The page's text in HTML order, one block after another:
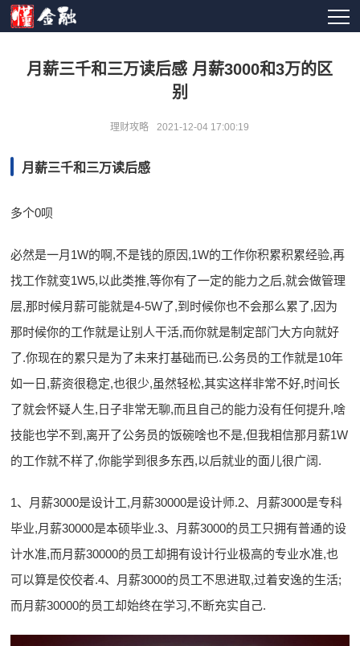
月薪三千和三万读后感 月薪3000和3万的区
别
理财攻略 2021-12-04 17:00:19
月薪三千和三万读后感
多个0呗
必然是一月1W的啊,不是钱的原因,1W的工作你积累积累经验,再
找工作就变1W5,以此类推,等你有了一定的能力之后,就会做管理
层,那时候月薪可能就是4-5W了,到时候你也不会那么累了,因为
那时候你的工作就是让别人干活,而你就是制定部门大方向就好
了.你现在的累只是为了未来打基础而已.公务员的工作就是10年
如一日,薪资很稳定,也很少,虽然轻松,其实这样非常不好,时间长
了就会怀疑人生,日子非常无聊,而且自己的能力没有任何提升,啥
技能也学不到,离开了公务员的饭碗啥也不是,但我相信那月薪1W
的工作就不样了,你能学到很多东西,以后就业的面儿很广阔.
1、月薪3000是设计工,月薪30000是设计师.2、月薪3000是专科
毕业,月薪30000是本硕毕业.3、月薪3000的员工只拥有普通的设
计水准,而月薪30000的员工却拥有设计行业极高的专业水准,也
可以算是佼佼者.4、月薪3000的员工不思进取,过着安逸的生活;
而月薪30000的员工却始终在学习,不断充实自己.